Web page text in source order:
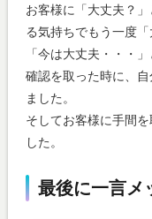
お客様に「大丈夫？
る気持ちでもう一度「
「今は大丈夫・・・
確認を取った時に、
ました。
そしてお客様に手間
した。
最後に一言メ